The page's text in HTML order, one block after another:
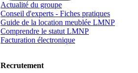
Actualité du groupe
Conseil d'experts - Fiches pratiques
Guide de la location meublée LMNP
Comprendre le statut LMNP
Facturation électronique
Recrutement